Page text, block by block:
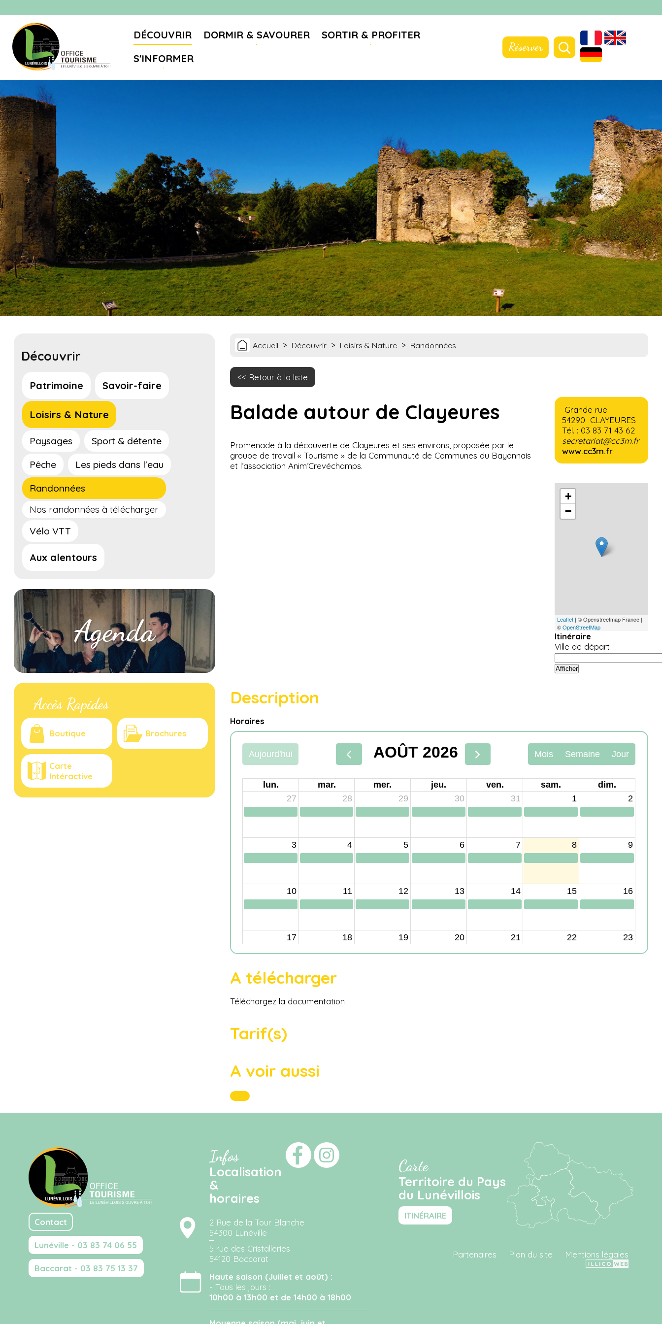
DÉCOUVRIR DORMIR & SAVOURER
SORTIR & PROFITER
S'INFORMER
Réserver
Découvrir
Patrimoine Savoir-faire
Loisirs & Nature
Paysages
Sport & détente
Pêche
Les pieds dans l'eau
Randonnées
Nos randonnées à télécharger
Vélo VTT
Aux alentours
Agenda
Accès Rapides
Boutique Brochures
Carte
Intéractive
Accueil > Découvrir > Loisirs & Nature > Randonnées
Retour à la liste
Balade autour de Clayeures
Promenade à la découverte de Clayeures et ses environs, proposée par le
groupe de travail « Tourisme » de la Communauté de Communes du Bayonnais
et l’association Anim’Crevéchamps.
Grande rue
54290 CLAYEURES
Tél. : 03 83 71 43 62
secretariat@cc3m.fr
www.cc3m.fr
+
−
Leaflet | © Openstreetmap France |
©OpenStreetMap
Itinéraire
Ville de départ :
Description
Horaires
A télécharger
Téléchargez la documentation
Tarif(s)
A voir aussi
Contact
Lunéville - 03 83 74 06 55
Baccarat - 03 83 75 13 37
Infos
Localisation
&
horaires
2 Rue de la Tour Blanche
54300 Lunéville
5 rue des Cristalleries
54120 Baccarat
Haute saison (Juillet et août) :
- Tous les jours :
10h00 à 13h00 et de 14h00 à 18h00
Carte
Territoire du Pays
du Lunévillois
ITINÉRAIRE
Partenaires Plan du site Mentions légales